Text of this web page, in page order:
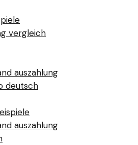
vergleich
auszahlung
deutsch
auszahlung